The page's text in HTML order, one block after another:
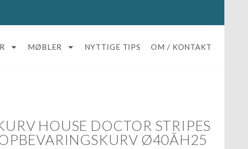
MØBLER NYTTIGE TIPS OM / KONTAKT
HOUSE DOCTOR STRIPES
Ø40ÃH25